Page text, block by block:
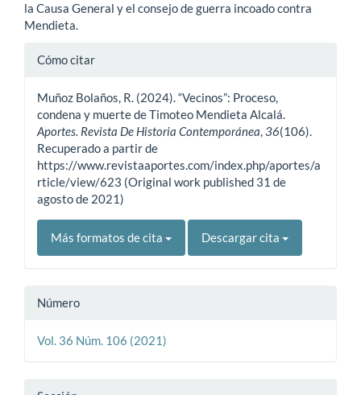
la Causa General y el consejo de guerra incoado contra
Mendieta.
Detalles
artículo
Cómo citar
Muñoz Bolaños, R. (2024). “Vecinos”: Proceso,
condena y muerte de Timoteo Mendieta Alcalá.
Aportes. Revista De Historia Contemporánea 36(106).
Recuperado a partir de
https://www.revistaaportes.com/index.php/aportes/a
rticle/view/623 (Original work published 31 de
agosto de 2021)
Más formatos de cita Descargar cita
Número
Vol. 36 Núm. 106 (2021)